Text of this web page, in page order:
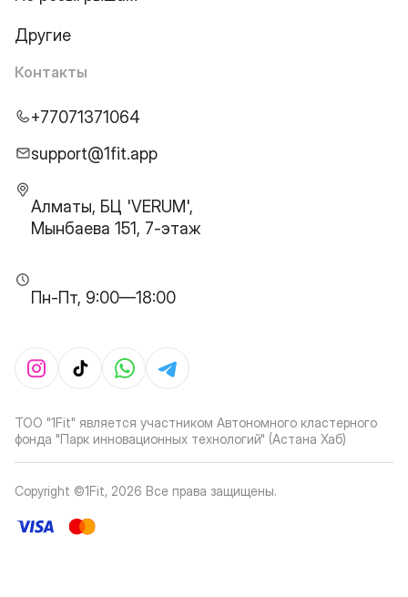
Другие
Контакты
+77071371064
support@1fit.app
Алматы, БЦ 'VERUM',
Мынбаева 151, 7-этаж
Пн-Пт, 9:00—18:00
ТОО "1Fit" является участником Автономного кластерного
фонда "Парк инновационных технологий" (Астана Хаб)
Copyright ©1Fit, 2026 Все права защищены.